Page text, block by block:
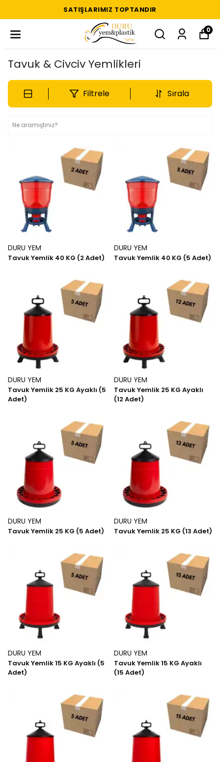
SATIŞLARIMIZ TOPTANDIR
0
Tavuk & Civciv Yemlikleri
Filtrele Sırala
DURU YEM
Tavuk Yemlik 40 KG (2 Adet)
DURU YEM
Tavuk Yemlik 40 KG (5 Adet)
DURU YEM
Tavuk Yemlik 25 KG Ayaklı (5
Adet)
DURU YEM
Tavuk Yemlik 25 KG Ayaklı
(12 Adet)
DURU YEM
Tavuk Yemlik 25 KG (5 Adet)
DURU YEM
Tavuk Yemlik 25 KG (13 Adet)
DURU YEM
Tavuk Yemlik 15 KG Ayaklı (5
Adet)
DURU YEM
Tavuk Yemlik 15 KG Ayaklı
(15 Adet)